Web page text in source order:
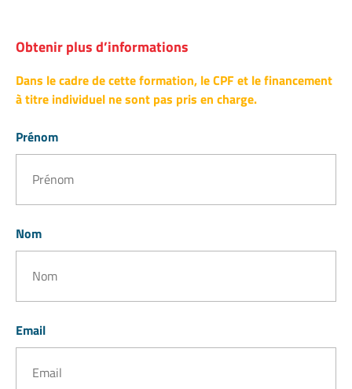
Obtenir plus d’informations
Dans le cadre de cette formation, le CPF et le financement
à titre individuel ne sont pas pris en charge.
Prénom
Nom
Email